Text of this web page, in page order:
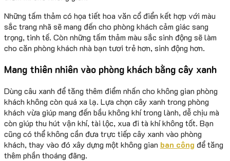
Những tấm thảm có họa tiết hoa văn cổ điển kết hợp với màu
sắc trang nhã sẽ mang đến cho phòng khách cảm giác sang
trọng, tinh tế. Còn những tấm thảm màu sắc sinh động sẽ làm
cho căn phòng khách nhà bạn tươi trẻ hơn, sinh động hơn.
Mang thiên nhiên vào phòng khách bằng cây xanh
Dùng câu xanh để tăng thêm điểm nhấn cho không gian phòng
khách không còn quá xa lạ. Lựa chọn cây xanh trong phòng
khách vừa giúp mang đến bầu không khí trong lành, dễ chịu mà
còn giúp thu hút vận khí, tài lộc, xua đi tà khí không tốt. Bạn
cũng có thể không cần đưa trực tiếp cây xanh vào phòng
khách, thay vào đó xây dựng một không gian ban công để tăng
thêm phần thoáng đãng.